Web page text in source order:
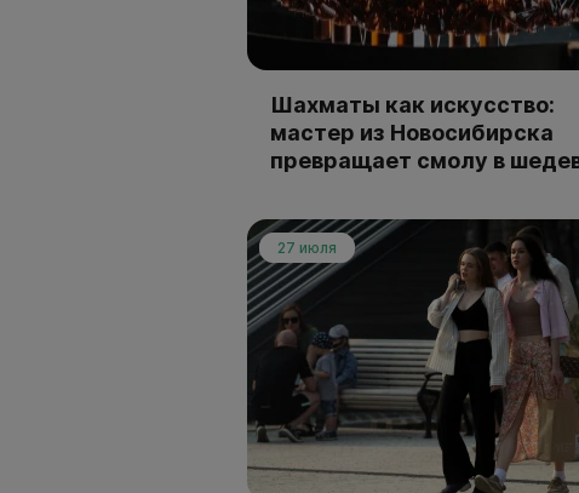
Шахматы как искусство:
мастер из Новосибирска
превращает смолу в
27 июля